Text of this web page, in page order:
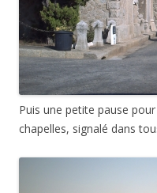
Puis une petite pause
chapelles, signalé dans